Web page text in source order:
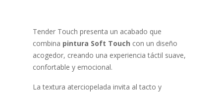
Tender Touch presenta un acabado que
combina pintura Soft Touch con un diseño
acogedor, creando una experiencia táctil suave,
confortable y emocional.
La textura aterciopelada invita al tacto y